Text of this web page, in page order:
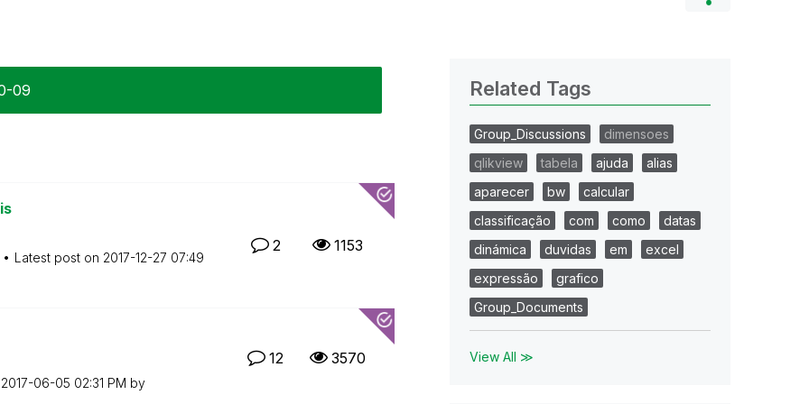
09
Latest post on ‎2017-12-27 07:49
2 1153
‎2017-06-05 02:31 PM by
12 3570
Related Tags
Group_Discussions
dimensoes
qlikview
tabela ajuda
alias
aparecer
bw
calcular
classificação
com como
datas
dinámica
duvidas em
excel
expressão
grafico
Group_Documents
View All ≫